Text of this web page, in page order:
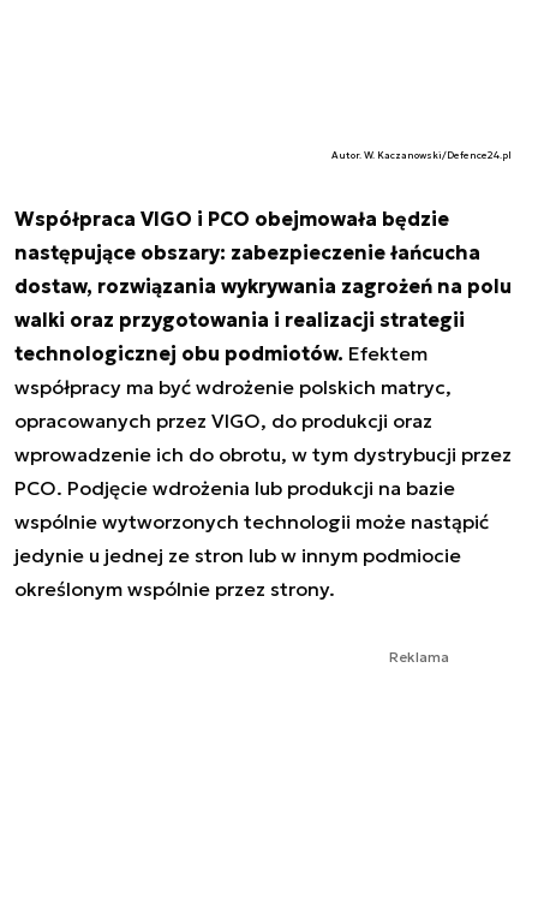
Autor. W. Kaczanowski/Defence24.pl
Współpraca VIGO i PCO obejmowała będzie
następujące obszary: zabezpieczenie łańcucha
dostaw, rozwiązania wykrywania zagrożeń na polu
walki oraz przygotowania i realizacji strategii
technologicznej obu podmiotów. Efektem
współpracy ma być wdrożenie polskich matryc,
opracowanych przez VIGO, do produkcji oraz
wprowadzenie ich do obrotu, w tym dystrybucji przez
PCO. Podjęcie wdrożenia lub produkcji na bazie
wspólnie wytworzonych technologii może nastąpić
jedynie u jednej ze stron lub w innym podmiocie
określonym wspólnie przez strony.
Reklama